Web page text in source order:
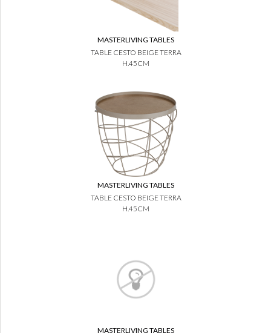
MASTERLIVING TABLES
TABLE CESTO BEIGE TERRA
H.45CM
MASTERLIVING TABLES
TABLE CESTO BEIGE TERRA
H.45CM
MASTERLIVING TABLES